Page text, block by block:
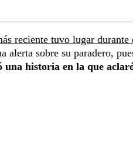
reciente tuvo lugar durante
alerta sobre su paradero,
una historia en la que